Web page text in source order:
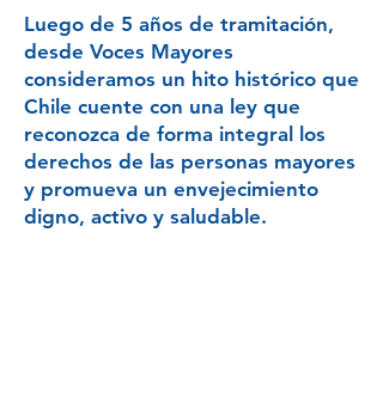
Luego de 5 años de tramitación,
desde Voces Mayores
consideramos un hito histórico que
Chile cuente con una ley que
reconozca de forma integral los
derechos de las personas mayores
y promueva un envejecimiento
digno, activo y saludable.